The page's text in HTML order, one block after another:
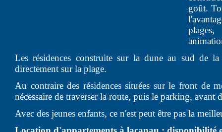
goût.
Les résidences construite sur la dune au sud de
directement sur la plage.
Au contraire des résidences situées sur le front de
nécessaire de traverser la route, puis le parking, avant
Avec des jeunes enfants, ce n'est peut être pas la